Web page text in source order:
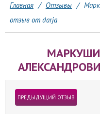
Главная / Отзывы /
отзыв от darja
ПРЕДЫДУЩИЙ ОТЗЫВ